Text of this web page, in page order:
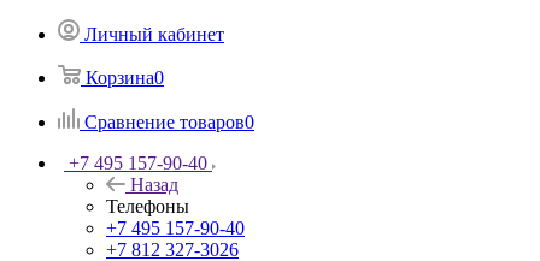
Личный кабинет
Корзина0
Сравнение товаров0
+7 495 157-90-40
Назад
Телефоны
+7 495 157-90-40
+7 812 327-3026